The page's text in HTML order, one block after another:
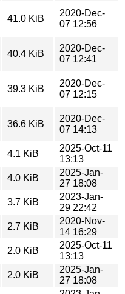
41.0 KiB
2020-Dec-
07 12:56
40.4 KiB
2020-Dec-
07 12:41
39.3 KiB
2020-Dec-
07 12:15
36.6 KiB
2020-Dec-
07 14:13
4.1 KiB
2025-Oct-11
13:13
4.0 KiB
2025-Jan-
27 18:08
3.7 KiB
2023-Jan-
29 22:42
2.7 KiB
2020-Nov-
14 16:29
2.0 KiB
2025-Oct-11
13:13
2.0 KiB
2025-Jan-
27 18:08